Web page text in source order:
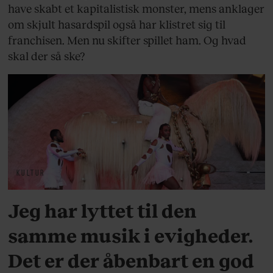
have skabt et kapitalistisk monster, mens anklager
om skjult hasardspil også har klistret sig til
franchisen. Men nu skifter spillet ham. Og hvad
skal der så ske?
KULTUR
Jeg har lyttet til den
samme musik i evigheder.
Det er der åbenbart en god